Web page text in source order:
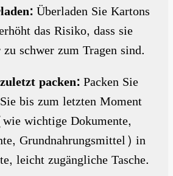
Überladen Sie Kartons
das Risiko, dass sie
schwer zum Tragen sind.
packen:Packen Sie
bis zum letzten Moment
wichtige Dokumente,
Grundnahrungsmittel) in
leicht zugängliche Tasche.